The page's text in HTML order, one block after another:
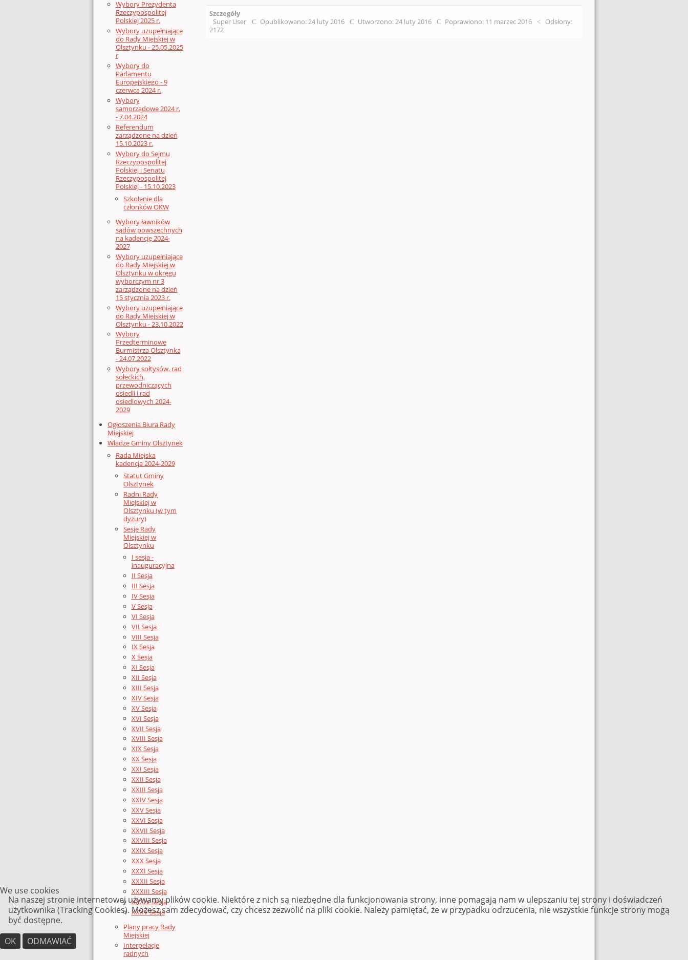
Wybory Prezydenta
Rzeczypospolitej
Polskiej 2025 r.
Wybory uzupełniające
do Rady Miejskiej w
Olsztynku - 25.05.2025
r
Wybory do
Parlamentu
Europejskiego - 9
czerwca 2024 r.
Wybory
samorządowe 2024 r.
- 7.04.2024
Referendum
zarządzone na dzień
15.10.2023 r.
Wybory do Sejmu
Rzeczypospolitej
Polskiej i Senatu
Rzeczypospolitej
Polskiej - 15.10.2023
Szkolenie dla
członków OKW
Wybory ławników
sądów powszechnych
na kadencję 2024-
2027
Wybory uzupełniające
do Rady Miejskiej w
Olsztynku w okręgu
wyborczym nr 3
zarządzone na dzień
15 stycznia 2023 r.
Wybory uzupełniające
do Rady Miejskiej w
Olsztynku - 23.10.2022
Wybory
Przedterminowe
Burmistrza Olsztynka
- 24.07.2022
Wybory sołtysów, rad
sołeckich,
przewodniczących
osiedli i rad
osiedlowych 2024-
2029
Ogłoszenia Biura Rady
Miejskiej
Władze Gminy Olsztynek
Rada Miejska
kadencja 2024-2029
Statut Gminy
Olsztynek
Radni Rady
Miejskiej w
Olsztynku (w tym
dyżury)
Sesje Rady
Miejskiej w
Olsztynku
I sesja -
inauguracyjna
II Sesja
III Sesja
IV Sesja
V Sesja
VI Sesja
VII Sesja
VIII Sesja
IX Sesja
X Sesja
XI Sesja
XII Sesja
XIII Sesja
XIV Sesja
XV Sesja
XVI Sesja
XVII Sesja
XVIII Sesja
XIX Sesja
XX Sesja
XXI Sesja
XXII Sesja
XXIII Sesja
XXIV Sesja
XXV Sesja
XXVI Sesja
XXVII Sesja
XXVIII Sesja
XXIX Sesja
XXX Sesja
XXXI Sesja
XXXII Sesja
XXXIII Sesja
XXXIV Sesja
XXXV Sesja
Plany pracy Rady
Miejskiej
Interpelacje
radnych
Szczegóły
Super User
Opublikowano: 24 luty 2016 Utworzono: 24 luty 2016 Poprawiono: 11 marzec 2016
Odsłony:
2172
We use cookies
Na naszej stronie internetowej używamy plików cookie. Niektóre z nich są niezbędne dla funkcjonowania strony, inne pomagają nam w ulepszaniu tej strony i doświadczeń
użytkownika (Tracking Cookies). Możesz sam zdecydować, czy chcesz zezwolić na pliki cookie. Należy pamiętać, że w przypadku odrzucenia, nie wszystkie funkcje strony mogą
być dostępne.
OK
ODMAWIAĆ